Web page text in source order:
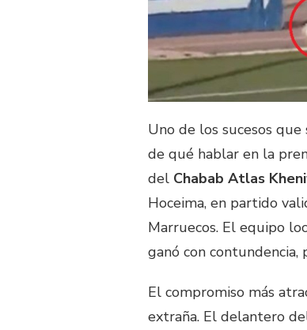
Uno de los sucesos
de qué hablar en la
del Chabab Atlas
Hoceima, en partido
Marruecos. El equipo
ganó con contundencia,
El compromiso más
extraña. El delantero